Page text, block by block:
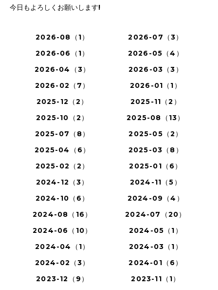
今日もよろしくお願いします!
2026-08（1）
2026-07（3）
2026-06（1）
2026-05（4）
2026-04（3）
2026-03（3）
2026-02（7）
2026-01（1）
2025-12（2）
2025-11（2）
2025-10（2）
2025-08（13）
2025-07（8）
2025-05（2）
2025-04（6）
2025-03（8）
2025-02（2）
2025-01（6）
2024-12（3）
2024-11（5）
2024-10（6）
2024-09（4）
2024-08（16）
2024-07（20）
2024-06（10）
2024-05（1）
2024-04（1）
2024-03（1）
2024-02（3）
2024-01（6）
2023-12（9）
2023-11（1）